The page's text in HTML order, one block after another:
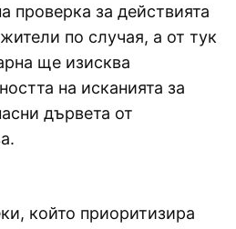
проверка за действията
по случая, а от тук
ще изисква
на исканията за
дървета от
който приоритизира